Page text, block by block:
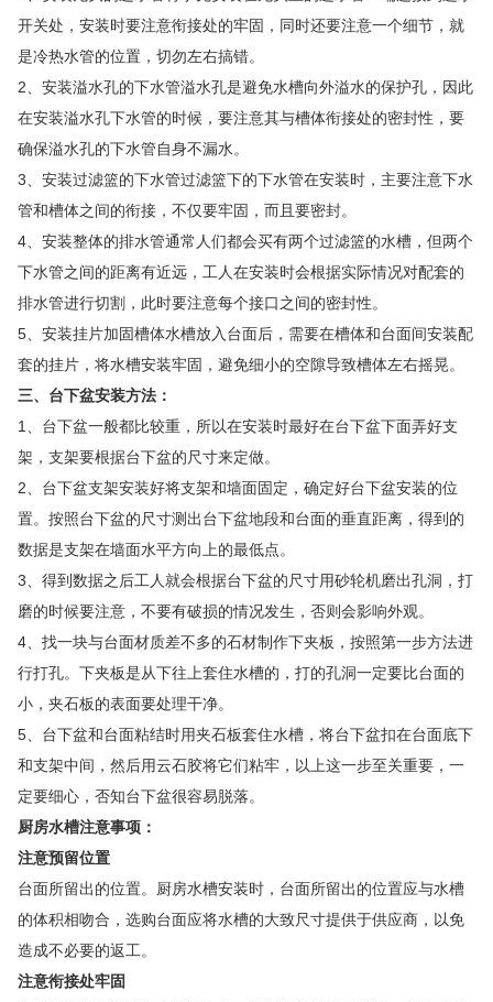
开关处，安装时要注意衔接处的牢固，同时还要注意一个细节，就
是冷热水管的位置，切勿左右搞错。
2、安装溢水孔的下水管溢水孔是避免水槽向外溢水的保护孔，因此
在安装溢水孔下水管的时候，要注意其与槽体衔接处的密封性，要
确保溢水孔的下水管自身不漏水。
3、安装过滤篮的下水管过滤篮下的下水管在安装时，主要注意下水
管和槽体之间的衔接，不仅要牢固，而且要密封。
4、安装整体的排水管通常人们都会买有两个过滤篮的水槽，但两个
下水管之间的距离有近远，工人在安装时会根据实际情况对配套的
排水管进行切割，此时要注意每个接口之间的密封性。
5、安装挂片加固槽体水槽放入台面后，需要在槽体和台面间安装配
套的挂片，将水槽安装牢固，避免细小的空隙导致槽体左右摇晃。
三、台下盆安装方法：
1、台下盆一般都比较重，所以在安装时最好在台下盆下面弄好支
架，支架要根据台下盆的尺寸来定做。
2、台下盆支架安装好将支架和墙面固定，确定好台下盆安装的位
置。按照台下盆的尺寸测出台下盆地段和台面的垂直距离，得到的
数据是支架在墙面水平方向上的最低点。
3、得到数据之后工人就会根据台下盆的尺寸用砂轮机磨出孔洞，打
磨的时候要注意，不要有破损的情况发生，否则会影响外观。
4、找一块与台面材质差不多的石材制作下夹板，按照第一步方法进
行打孔。下夹板是从下往上套住水槽的，打的孔洞一定要比台面的
小，夹石板的表面要处理干净。
5、台下盆和台面粘结时用夹石板套住水槽，将台下盆扣在台面底下
和支架中间，然后用云石胶将它们粘牢，以上这一步至关重要，一
定要细心，否知台下盆很容易脱落。
厨房水槽注意事项：
注意预留位置
台面所留出的位置。厨房水槽安装时，台面所留出的位置应与水槽
的体积相吻合，选购台面应将水槽的大致尺寸提供于供应商，以免
造成不必要的返工。
注意衔接处牢固